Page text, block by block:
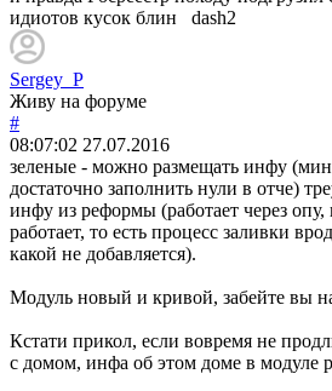
идиотов кусок блин dash2
Sergey_P
Живу на форуме
#
08:07:02 27.07.2016
зеленые - можно размещать инфу
достаточно заполнить нули в отче)
инфу из реформы (работает через
работает, то есть процесс заливки
какой не добавляется).
Модуль новый и кривой, забейте вы
Кстати прикол, если вовремя не
с домом, инфа об этом доме в модуле